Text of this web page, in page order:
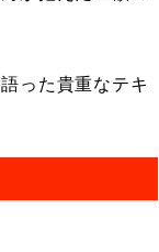
った貴重なテキ